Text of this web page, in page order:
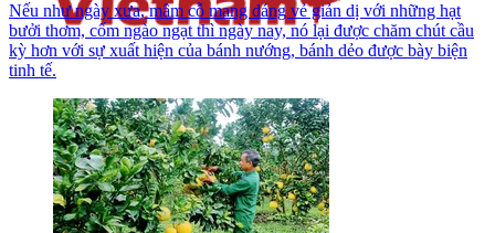
Nếu như ngày xưa, mâm cỗ mang dáng vẻ giản dị với những hạt
bưởi thơm, cốm ngào ngạt thì ngày nay, nó lại được chăm chút cầu
kỳ hơn với sự xuất hiện của bánh nướng, bánh dẻo được bày biện
tinh tế.